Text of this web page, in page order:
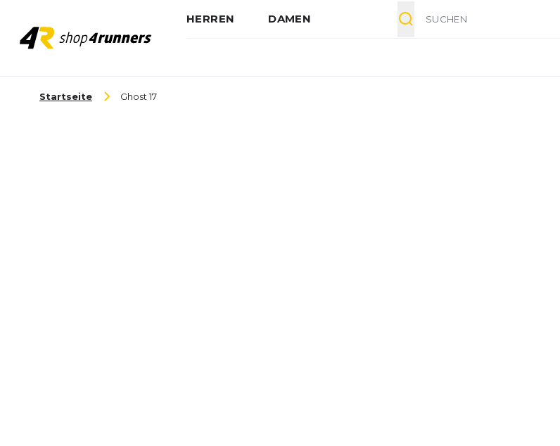
HERREN DAMEN
Startseite Ghost 17